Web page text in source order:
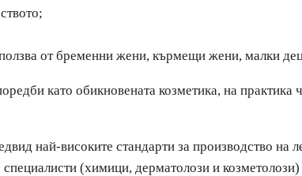
от бременни жени, кърмещи жени, малки
като обикновената козметика, на практика
най-високите стандарти за производство на
(химици, дерматолози и